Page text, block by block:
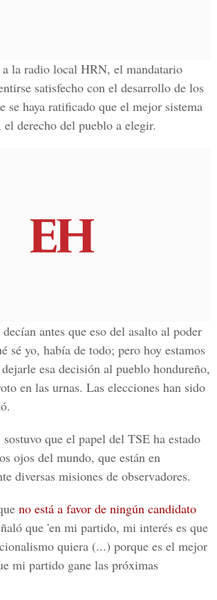
a la radio local HRN, el mandatario
satisfecho con el desarrollo de los
se haya ratificado que el mejor sistema
el derecho del pueblo a elegir.
antes que eso del asalto al poder
sé yo, había de todo; pero hoy estamos
esa decisión al pueblo hondureño,
en las urnas. Las elecciones han sido
que el papel del TSE ha estado
ojos del mundo, que están en
diversas misiones de observadores.
no está a favor de ningún candidato
que 'en mi partido, mi interés es que
quiera (...) porque es el mejor
mi partido gane las próximas